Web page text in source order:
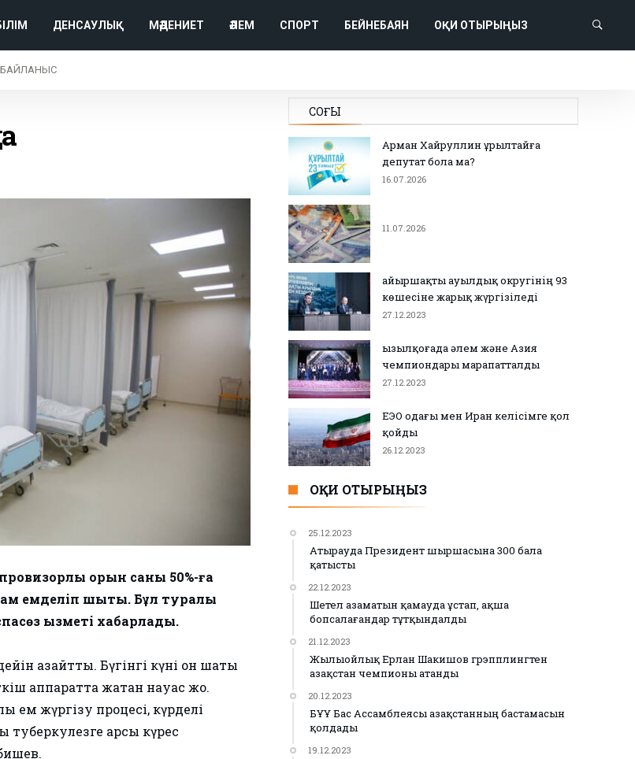
ДЕНСАУЛЫҚ МӘДЕНИЕТ ӘЛЕМ СПОРТ БЕЙНЕБАЯН ОҚИ ОТЫРЫҢЫЗ
БАЙЛАНЫС
орын саны 50%-ға
емделіп шықты. Бұл туралы
қызметі хабарлады.
азайттық. Бүгінгі күні он шақты
аппаратта жатқан науқас жоқ.
ем жүргізу процесі, күрделі
қарсы күрес
СОҢҒЫ
Арман Хайруллин Құрылтайға
депутат бола ма?
16.07.2026
11.07.2026
Қайыршақты ауылдық округінің 93
көшесіне жарық жүргізіледі
27.12.2023
Қызылқоғада әлем және Азия
чемпиондары марапатталды
27.12.2023
ЕЭО одағы мен Иран келісімге қол
қойды
26.12.2023
ОҚИ ОТЫРЫҢЫЗ
25.12.2023
Атырауда Президент шыршасына 300 бала
қатысты
22.12.2023
Шетел азаматын қамауда ұстап, ақша
бопсалағандар тұтқындалды
21.12.2023
Жылыойлық Ерлан Шакишов грэпплингтен
Қазақстан чемпионы атанды
20.12.2023
БҰҰ Бас Ассамблеясы Қазақстанның бастамасын
қолдады
19.12.2023